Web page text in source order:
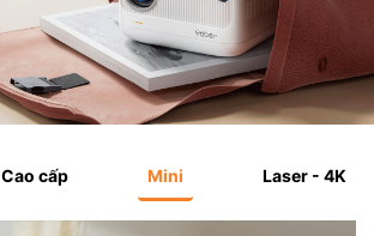
Cao cấp Mini Laser - 4K